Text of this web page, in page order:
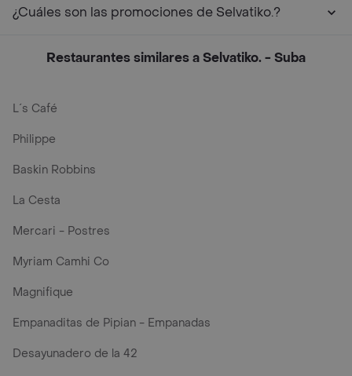
¿Cuáles son las promociones de Selvatiko.?
Restaurantes similares a Selvatiko. - Suba
L´s Café
Philippe
Baskin Robbins
La Cesta
Mercari - Postres
Myriam Camhi Co
Magnifique
Empanaditas de Pipian - Empanadas
Desayunadero de la 42